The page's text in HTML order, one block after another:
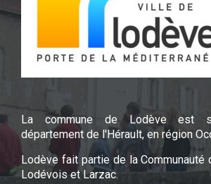
La commune de Lodève est
département de l'Hérault, en région
Lodève fait partie de la Communauté
Lodévois et Larzac.